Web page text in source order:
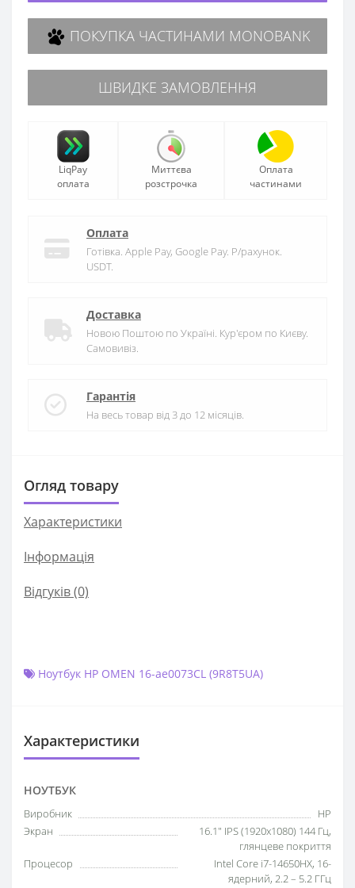
ПОКУПКА ЧАСТИНАМИ MONOBANK
ШВИДКЕ ЗАМОВЛЕННЯ
LiqPay
оплата
Миттєва
розстрочка
Оплата
частинами
Оплата
Готівка. Apple Pay, Google Pay. Р/рахунок.
USDT.
Доставка
Новою Поштою по Україні. Кур'єром по Києву.
Самовивіз.
Гарантія
На весь товар від 3 до 12 місяців.
Огляд товару
Характеристики
Iнформація
Відгуків (0)
Ноутбук HP OMEN 16-ae0073CL (9R8T5UA)
Характеристики
НОУТБУК
Виробник
HP
Экран
16.1" IPS (1920x1080) 144 Гц,
глянцеве покриття
Процесор
Intel Core i7-14650HX, 16-
ядерний, 2.2 – 5.2 ГГц